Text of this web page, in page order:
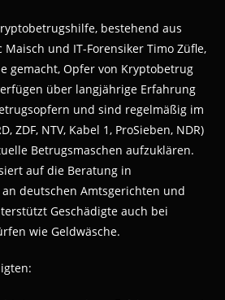
bestehend aus
Maisch und IT-Forensiker Timo Züfle,
gemacht, Opfer von Kryptobetrug
über langjährige Erfahrung
und sind regelmäßig im
ZDF, NTV, Kabel 1, ProSieben, NDR)
Betrugsmaschen aufzuklären.
auf die Beratung in
deutschen Amtsgerichten und
Geschädigte auch bei
wie Geldwäsche.